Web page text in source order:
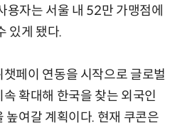
용자는 서울 내 52만 가맹점에
있게 됐다.
페이 연동을 시작으로 글로벌
확대해 한국을 찾는 외국인
높여갈 계획이다. 현재 쿠콘은